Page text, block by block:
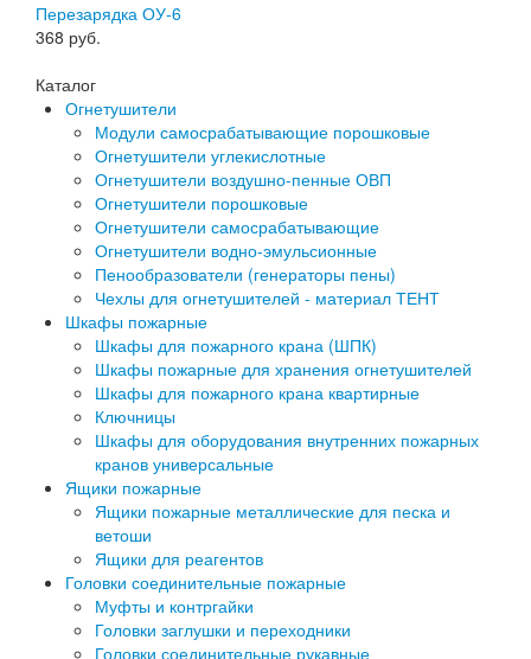
Перезарядка ОУ-6
368 руб.
Каталог
Огнетушители
Модули самосрабатывающие порошковые
Огнетушители углекислотные
Огнетушители воздушно-пенные ОВП
Огнетушители порошковые
Огнетушители самосрабатывающие
Огнетушители водно-эмульсионные
Пенообразователи (генераторы пены)
Чехлы для огнетушителей - материал ТЕНТ
Шкафы пожарные
Шкафы для пожарного крана (ШПК)
Шкафы пожарные для хранения огнетушителей
Шкафы для пожарного крана квартирные
Ключницы
Шкафы для оборудования внутренних пожарных
кранов универсальные
Ящики пожарные
Ящики пожарные металлические для песка и
ветоши
Ящики для реагентов
Головки соединительные пожарные
Муфты и контргайки
Головки заглушки и переходники
Головки соединительные рукавные